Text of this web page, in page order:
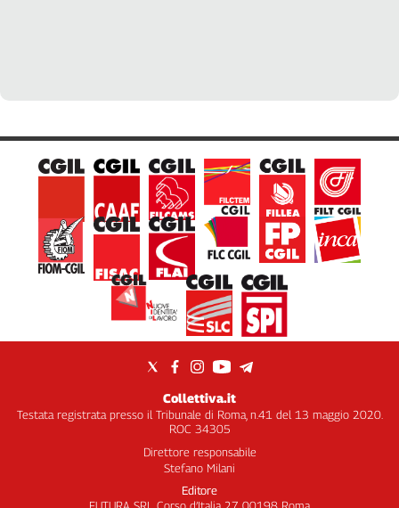
Collettiva.it
Testata registrata presso il Tribunale di Roma, n.41 del 13 maggio 2020.
ROC 34305
Direttore responsabile
Stefano Milani
Editore
FUTURA SRL, Corso d’Italia 27 00198 Roma